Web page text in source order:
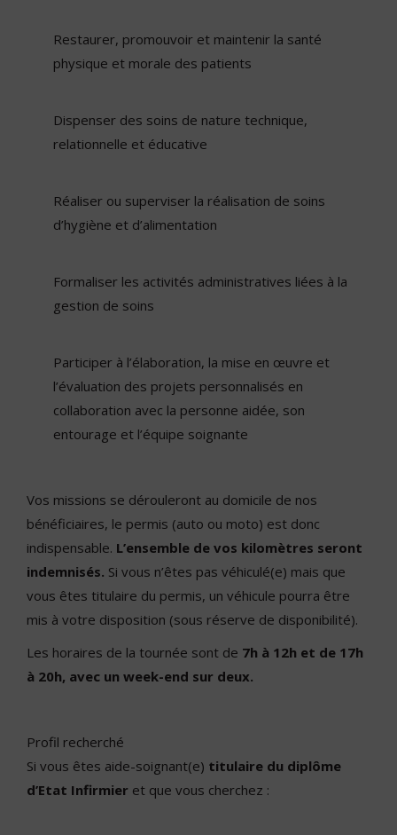
Restaurer, promouvoir et maintenir la santé
physique et morale des patients
Dispenser des soins de nature technique,
relationnelle et éducative
Réaliser ou superviser la réalisation de soins
d’hygiène et d’alimentation
Formaliser les activités administratives liées à la
gestion de soins
Participer à l’élaboration, la mise en œuvre et
l’évaluation des projets personnalisés en
collaboration avec la personne aidée, son
entourage et l’équipe soignante
Vos missions se dérouleront au domicile de nos
bénéficiaires, le permis (auto ou moto) est donc
indispensable. L’ensemble de vos kilomètres seront
indemnisés. Si vous n’êtes pas véhiculé(e) mais que
vous êtes titulaire du permis, un véhicule pourra être
mis à votre disposition (sous réserve de disponibilité).
Les horaires de la tournée sont de 7h à 12h et de 17h
à 20h, avec un week-end sur deux.
Profil recherché
Si vous êtes aide-soignant(e) titulaire du diplôme
d’Etat Infirmier et que vous cherchez :